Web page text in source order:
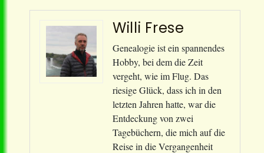
Willi Frese
Genealogie ist ein spannendes
Hobby, bei dem die Zeit
vergeht, wie im Flug. Das
riesige Glück, dass ich in den
letzten Jahren hatte, war die
Entdeckung von zwei
Tagebüchern, die mich auf die
Reise in die Vergangenheit